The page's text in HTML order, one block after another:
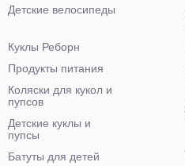
Детские велосипеды
Куклы Реборн
Продукты питания
Коляски для кукол и
пупсов
Детские куклы и
пупсы
Батуты для детей